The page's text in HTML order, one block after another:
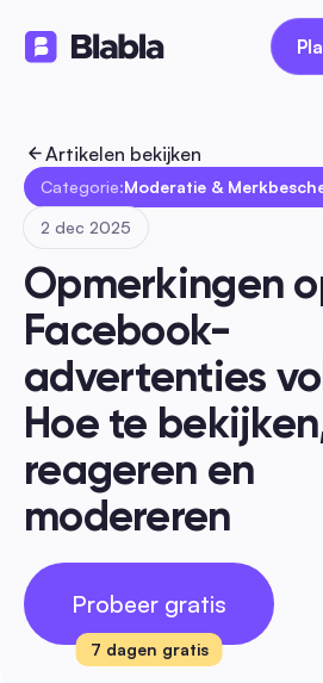
Artikelen bekijken
Categorie:Moderatie &
2 dec 2025
Opmerkingen
Facebook-
advertenties
Hoe te
reageren en
modereren
Probeer gratis
7 dagen gratis